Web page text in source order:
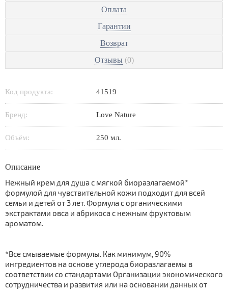
Оплата
Гарантии
Возврат
Отзывы (0)
Код продукта: 41519
Бренд: Love Nature
Объём: 250 мл.
Описание
Нежный крем для душа с мягкой биоразлагаемой*
формулой для чувствительной кожи подходит для всей
семьи и детей от 3 лет. Формула с органическими
экстрактами овса и абрикоса с нежным фруктовым
ароматом.
*Все смываемые формулы. Как минимум, 90%
ингредиентов на основе углерода биоразлагаемы в
соответствии со стандартами Организации экономического
сотрудничества и развития или на основании данных от